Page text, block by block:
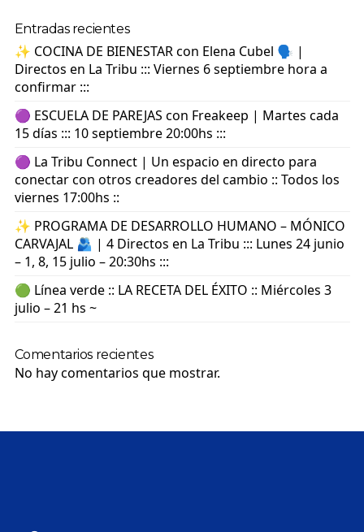
Entradas recientes
✨ COCINA DE BIENESTAR con Elena Cubel 🗣️ |
Directos en La Tribu ::: Viernes 6 septiembre hora a
confirmar :::
🟣 ESCUELA DE PAREJAS con Freakeep | Martes cada
15 días ::: 10 septiembre 20:00hs :::
🟣 La Tribu Connect | Un espacio en directo para
conectar con otros creadores del cambio :: Todos los
viernes 17:00hs ::
✨ PROGRAMA DE DESARROLLO HUMANO – MÓNICO
CARVAJAL 🫂 | 4 Directos en La Tribu ::: Lunes 24 junio
– 1, 8, 15 julio – 20:30hs :::
🟢 Línea verde :: LA RECETA DEL ÉXITO :: Miércoles 3
julio – 21 hs ~
Comentarios recientes
No hay comentarios que mostrar.